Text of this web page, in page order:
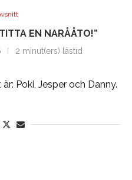
EN NARÅÅTO!”
2 minut(ers) lästid
Poki, Jesper och Danny.